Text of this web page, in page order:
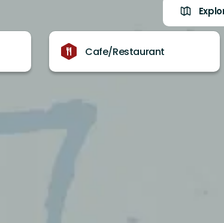
Cafe/Restaurant